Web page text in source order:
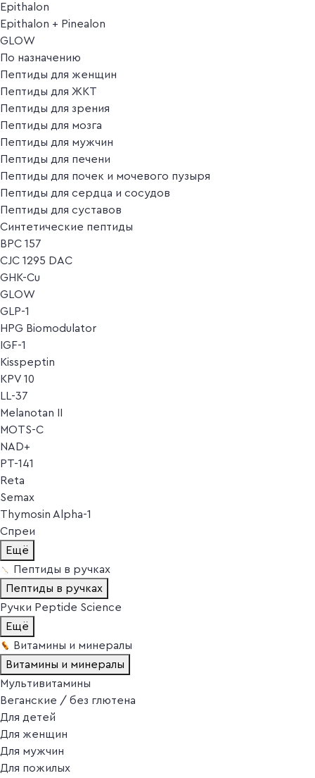
Epithalon
Epithalon + Pinealon
GLOW
По назначению
Пептиды для женщин
Пептиды для ЖКТ
Пептиды для зрения
Пептиды для мозга
Пептиды для мужчин
Пептиды для печени
Пептиды для почек и мочевого пузыря
Пептиды для сердца и сосудов
Пептиды для суставов
Синтетические пептиды
BPC 157
CJC 1295 DAC
GHK-Cu
GLOW
GLP-1
HPG Biomodulator
IGF-1
Kisspeptin
KPV 10
LL-37
Melanotan II
MOTS-C
NAD+
PT-141
Reta
Semax
Thymosin Alpha-1
Спреи
Ещё
Пептиды в ручках
Пептиды в ручках
Ручки Peptide Science
Ещё
Витамины и минералы
Витамины и минералы
Мультивитамины
Веганские / без глютена
Для детей
Для женщин
Для мужчин
Для пожилых